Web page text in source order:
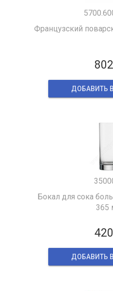
Французский
802
ДОБАВИТЬ
Бокал для сока
365
420
ДОБАВИТЬ